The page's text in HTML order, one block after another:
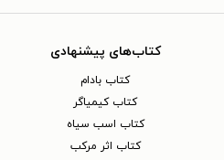
کتاب‌های پیشنهادی
کتاب بادام
کتاب کیمیاگر
کتاب اسب سیاه
کتاب اثر مرکب